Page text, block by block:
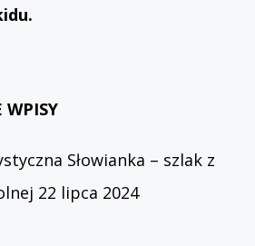
WPISY
Słowianka – szlak z
22 lipca 2024